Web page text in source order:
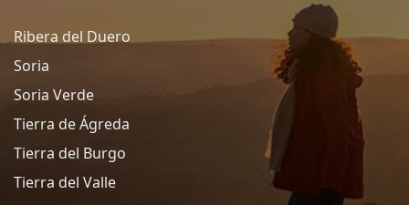
Ribera del Duero
Soria
Soria Verde
Tierra de Ágreda
Tierra del Burgo
Tierra del Valle